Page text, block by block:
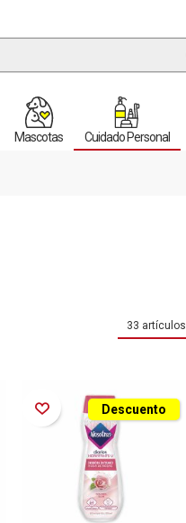
Mascotas Cuidado Personal
33 artículos
Añadir a la Lista de Deseos Descuento